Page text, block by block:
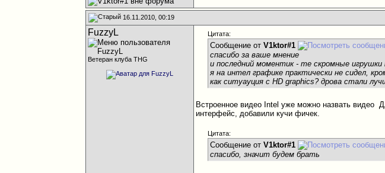
16.11.2010, 00:19
FuzzyL
Ветеран клуба THG
Цитата:
Сообщение отV1ktor#1
спасибо за ваше мнение
и последний моментик - те скромные
я на интел графике практически не сидел,
как ситуауция с HD graphics? дрова стали
Встроенное видео Intel уже можно назвать видео
интерфейс, добавили кучи фичек.
Цитата:
Сообщение отV1ktor#1
спасибо, значит будем брать